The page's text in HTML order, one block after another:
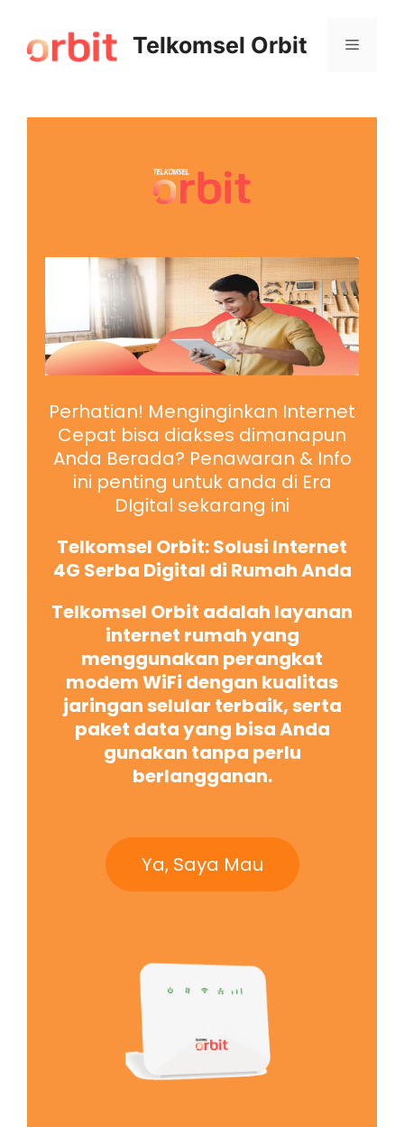
Telkomsel Orbit
Perhatian! Menginginkan Internet
Cepat bisa diakses dimanapun
Anda Berada? Penawaran & Info
ini penting untuk anda di Era
DIgital sekarang ini
Telkomsel Orbit: Solusi Internet
4G Serba Digital di Rumah Anda
Telkomsel Orbit adalah layanan
internet rumah yang
menggunakan perangkat
modem WiFi dengan kualitas
jaringan selular terbaik, serta
paket data yang bisa Anda
gunakan tanpa perlu
berlangganan.
Ya, Saya Mau